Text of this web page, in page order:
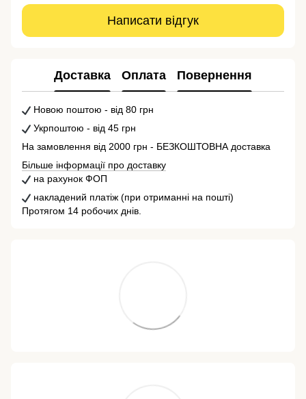
Написати відгук
Доставка Оплата Повернення
Новою поштою - від 80 грн
Укрпоштою - від 45 грн
На замовлення від 2000 грн - БЕЗКОШТОВНА доставка
Більше інформації про доставку
на рахунок ФОП
накладений платіж (при отриманні на пошті)
Протягом 14 робочих днів.